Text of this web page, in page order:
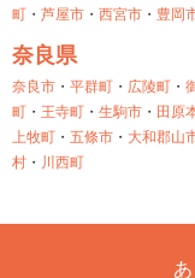
町 ・ 芦屋市 ・ 西宮市 ・ 豊岡
奈良県
奈良市 ・ 平群町 ・ 広陵町 ・
町 ・ 王寺町 ・ 生駒市 ・ 田原
上牧町 ・ 五條市 ・ 大和郡山
村 ・ 川西町